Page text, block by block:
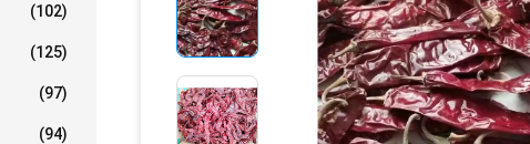
(102)
(125)
(97)
(94)